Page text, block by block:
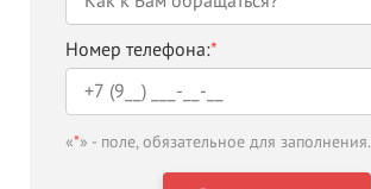
Номер телефона:*
«*» - поле, обязательное для заполнения.